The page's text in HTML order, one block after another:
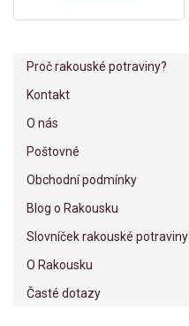
Proč rakouské potraviny?
Kontakt
O nás
Poštovné
Obchodní podmínky
Blog o Rakousku
Slovníček rakouské potraviny
O Rakousku
Časté dotazy